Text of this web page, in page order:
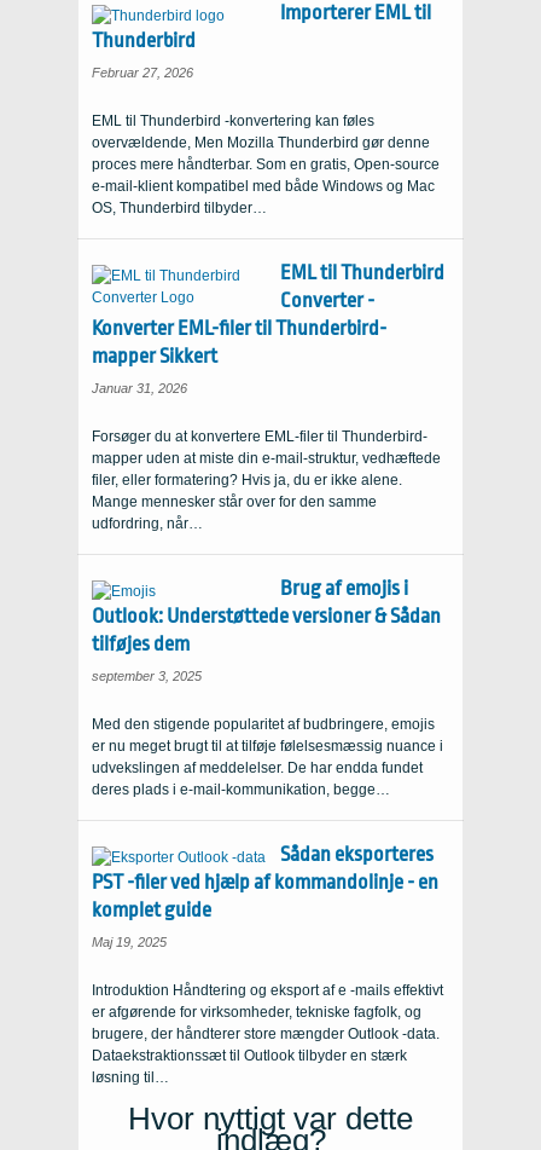
Importerer EML til
Thunderbird
Februar 27, 2026
EML til Thunderbird -konvertering kan føles
overvældende, Men Mozilla Thunderbird gør denne
proces mere håndterbar. Som en gratis, Open-source
e-mail-klient kompatibel med både Windows og Mac
OS, Thunderbird tilbyder…
EML til Thunderbird
Converter -
Konverter EML-filer til Thunderbird-
mapper Sikkert
Januar 31, 2026
Forsøger du at konvertere EML-filer til Thunderbird-
mapper uden at miste din e-mail-struktur, vedhæftede
filer, eller formatering? Hvis ja, du er ikke alene.
Mange mennesker står over for den samme
udfordring, når…
Brug af emojis i
Outlook: Understøttede versioner & Sådan
tilføjes dem
september 3, 2025
Med den stigende popularitet af budbringere, emojis
er nu meget brugt til at tilføje følelsesmæssig nuance i
udvekslingen af ​​meddelelser. De har endda fundet
deres plads i e-mail-kommunikation, begge…
Sådan eksporteres
PST -filer ved hjælp af kommandolinje - en
komplet guide
Maj 19, 2025
Introduktion Håndtering og eksport af e -mails effektivt
er afgørende for virksomheder, tekniske fagfolk, og
brugere, der håndterer store mængder Outlook -data.
Dataekstraktionssæt til Outlook tilbyder en stærk
løsning til…
Hvor nyttigt var dette
indlæg?